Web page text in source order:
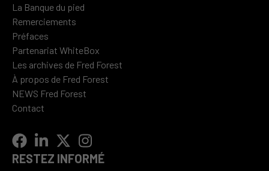
La Banque du pied
Remerciements
Préfaces
Partenariat WhiteBox
Les archives de Fred Forest
À propos de Fred Forest
NEWS Fred Forest
Contact
RESTEZ INFORMÉ